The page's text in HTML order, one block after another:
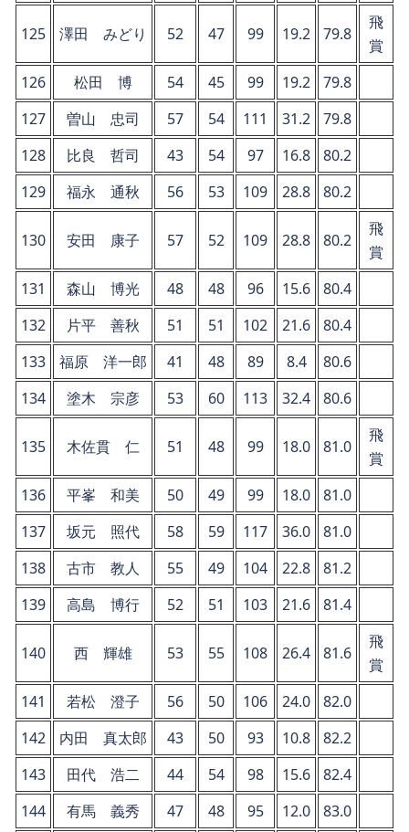
125 澤田 みどり 52 47 99 19.2 79.8
飛
賞
126
松田 博 54 45 99 19.2
79.8
127
曽山 忠司 57 54 111 31.2
79.8
128
比良 哲司 43 54 97 16.8
80.2
129
福永 通秋 56 53 109 28.8 80.2
130 安田 康子 57 52 109 28.8 80.2
飛
賞
131
森山 博光 48 48 96 15.6
80.4
132
片平 善秋 51 51 102 21.6
80.4
133
福原 洋一郎 41 48 89 8.4
80.6
134
塗木 宗彦 53 60 113 32.4 80.6
135 木佐貫 仁 51 48 99 18.0 81.0
飛
賞
136
平峯 和美 50 49 99 18.0
81.0
137
坂元 照代 58 59 117 36.0
81.0
138
古市 教人 55 49 104 22.8
81.2
139
高島 博行 52 51 103 21.6 81.4
140 西 輝雄 53 55 108 26.4 81.6
飛
賞
141
若松 澄子 56 50 106 24.0
82.0
142
内田 真太郎 43 50 93 10.8
82.2
143
田代 浩二 44 54 98 15.6
82.4
144
有馬 義秀 47 48 95 12.0 83.0